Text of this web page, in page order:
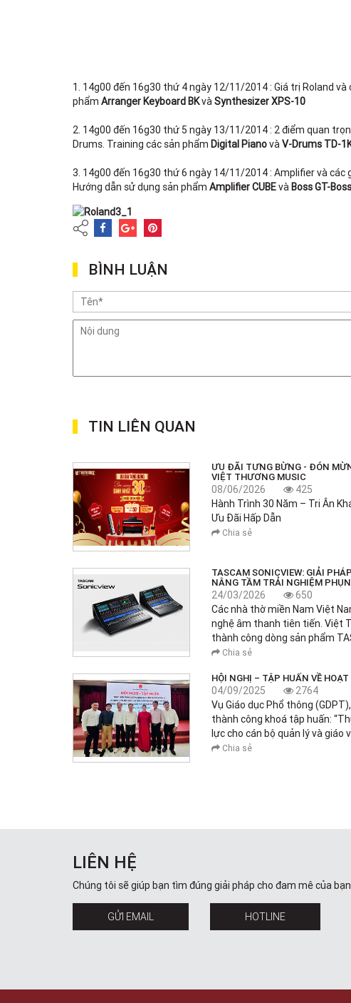
1. 14g00 đến 16g30 thứ 4 ngày 12/11/2014 : Giá trị Roland
phẩm Arranger Keyboard BKvàSynthesizer XPS-10
2. 14g00 đến 16g30 thứ 5 ngày 13/11/2014 : 2 điểm quan
Drums. Training các sản phẩm Digital PianovàV-Drums TD-
3. 14g00 đến 16g30 thứ 6 ngày 14/11/2014 : Amplifier và
Hướng dẫn sử dụng sản phẩm Amplifier CUBEvà Boss GT-
BÌNH LUẬN
TIN LIÊN QUAN
ƯU ĐÃI TƯNG BỪNG - ĐÓN
VIỆT THƯƠNG MUSIC
08/06/2026
425
Hành Trình 30 Năm – Tri Ân
Ưu Đãi Hấp Dẫn
Chia sẻ
TASCAM SONICVIEW: GIẢI
NÂNG TẦM TRẢI NGHIỆM
24/03/2026
650
Các nhà thờ miền Nam Việt
nghệ âm thanh tiên tiến. Việt
thành công dòng sản phẩm
Chia sẻ
HỘI NGHỊ – TẬP HUẤN VỀ
04/09/2025
2764
Vụ Giáo dục Phổ thông
thành công khoá tập huấn:
lực cho cán bộ quản lý và giáo
Chia sẻ
LIÊN HỆ
Chúng tôi sẽ giúp bạn tìm đúng giải pháp cho đam mê của
GỬI EMAIL HOTLINE